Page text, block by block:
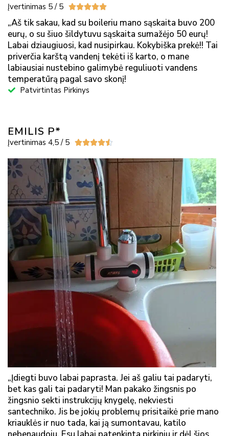
Įvertinimas 5 / 5 
„Aš tik sakau, kad su boileriu mano sąskaita buvo 200
eurų, o su šiuo šildytuvu sąskaita sumažėjo 50 eurų!
Labai dziaugiuosi, kad nusipirkau. Kokybiška prekė!! Tai
priverčia karštą vandenį tekėti iš karto, o mane
labiausiai nustebino galimybė reguliuoti vandens
temperatūrą pagal savo skonį!
Patvirtintas Pirkinys
EMILIS P*
Įvertinimas 4,5 / 5 
„Įdiegti buvo labai paprasta. Jei aš galiu tai padaryti,
bet kas gali tai padaryti! Man pakako žingsnis po
žingsnio sekti instrukcijų knygelę, nekviesti
santechniko. Jis be jokių problemų prisitaikė prie mano
kriauklės ir nuo tada, kai ją sumontavau, katilo